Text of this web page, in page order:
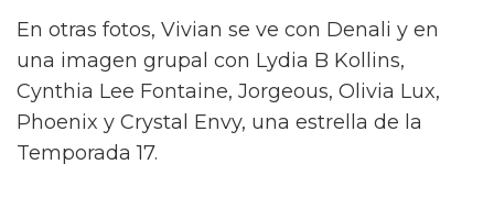
En otras fotos, Vivian se ve con Denali y en
una imagen grupal con Lydia B Kollins,
Cynthia Lee Fontaine, Jorgeous, Olivia Lux,
Phoenix y Crystal Envy, una estrella de la
Temporada 17.